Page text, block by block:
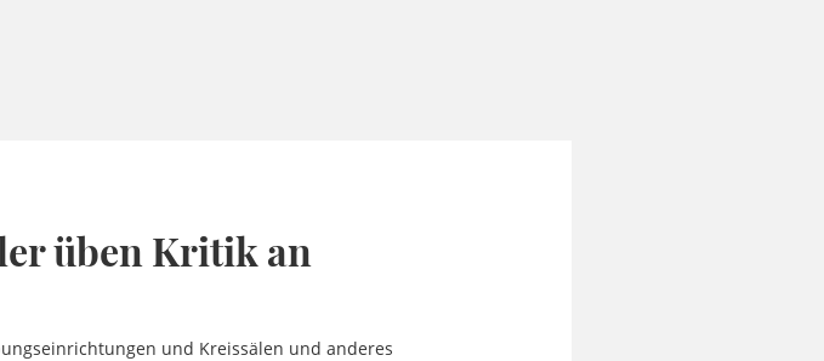
üben Kritik an
und Kreissälen und anderes